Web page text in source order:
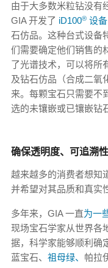
由于大多数米粒钻没有
GIA 开发了 iD100® 设备
石仿品。这种台式设备
们需要确定他们销售的
了光谱技术，可以将所
及钻石仿品（合成二氧
来。每颗宝石只需要不
选的未镶嵌或已镶嵌钻
确保透明度、可追溯
越来越多的消费者想知
并希望对其品质和真实
多年来，GIA 一直为一
现场宝石学家从世界各
据，科学家能够顺利确
蓝宝石、 祖母绿、 帕拉